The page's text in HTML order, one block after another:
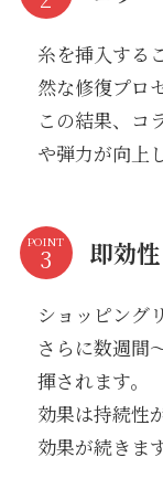
糸を挿入する
然な修復プロ
この結果、コ
や弾力が向上
POINT 即効
ショッピング
さらに数週間
揮されます。
効果は持続性
効果が続きます